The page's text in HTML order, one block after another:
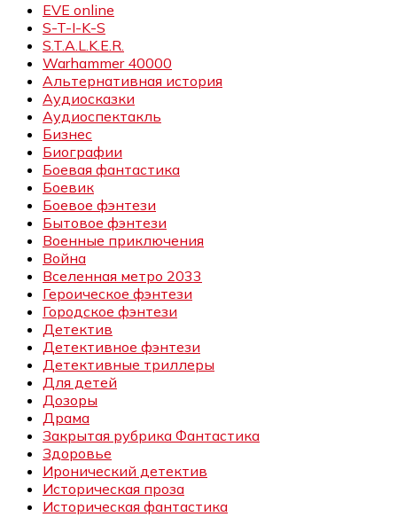
EVE online
S-T-I-K-S
S.T.A.L.K.E.R.
Warhammer 40000
Альтернативная история
Аудиосказки
Аудиоспектакль
Бизнес
Биографии
Боевая фантастика
Боевик
Боевое фэнтези
Бытовое фэнтези
Военные приключения
Война
Вселенная метро 2033
Героическое фэнтези
Городское фэнтези
Детектив
Детективное фэнтези
Детективные триллеры
Для детей
Дозоры
Драма
Закрытая рубрика Фантастика
Здоровье
Иронический детектив
Историческая проза
Историческая фантастика